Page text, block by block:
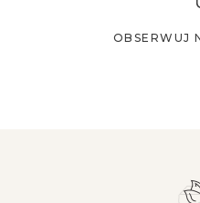
OBSERWUJ